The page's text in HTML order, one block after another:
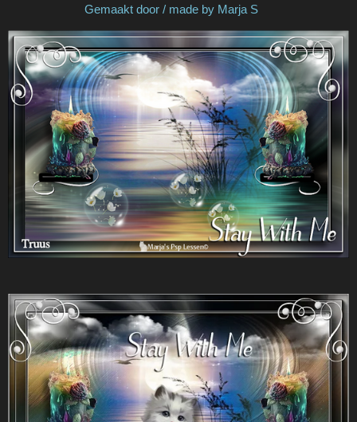
Gemaakt door / made by Marja S